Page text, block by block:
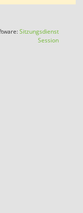
Sitzungsdienst
Session(Wird in